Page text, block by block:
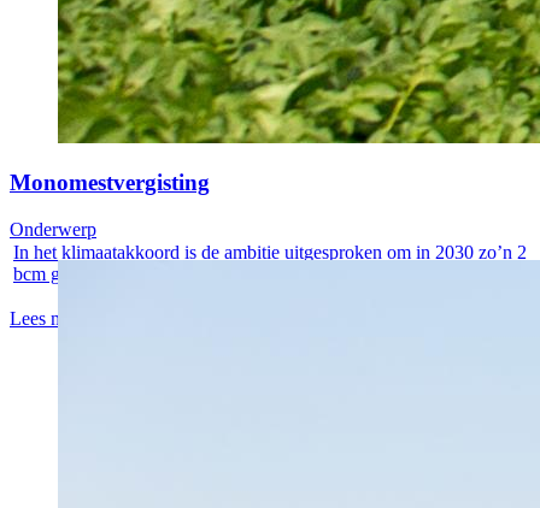
Monomestvergisting
In het klimaatakkoord is de ambitie uitgesproken om in 2030 zo’n 2
bcm groen...
Lees meer
Onderwerp